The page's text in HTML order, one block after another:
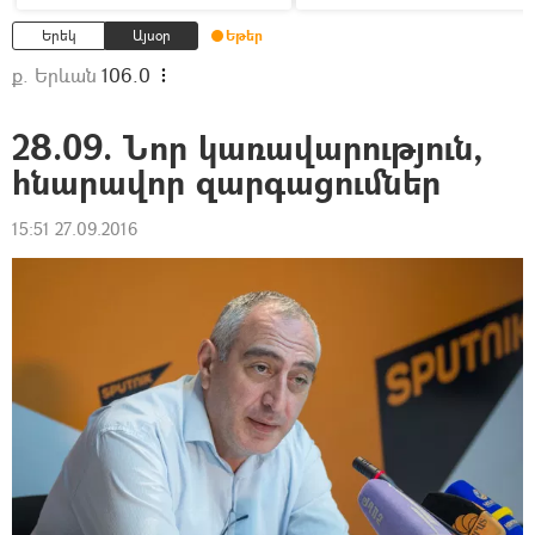
Երեկ Այսօր Եթեր
ք. Երևան 106.0
28.09. Նոր կառավարություն,
հնարավոր զարգացումներ
15:51 27.09.2016